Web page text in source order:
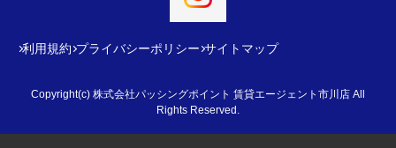
利用規約 プライバシーポリシー サイトマップ
Copyright(c) 株式会社パッシングポイント 賃貸エージェント市川店 All
Rights Reserved.